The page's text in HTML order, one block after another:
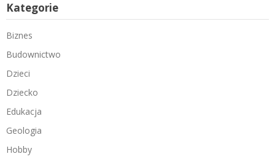
Kategorie
Biznes
Budownictwo
Dzieci
Dziecko
Edukacja
Geologia
Hobby